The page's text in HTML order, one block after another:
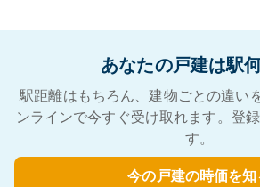
あなたの戸建は駅
駅距離はもちろん、建物ごとの違い
ンラインで今すぐ受け取れます。登
す。
今の戸建の時価を知